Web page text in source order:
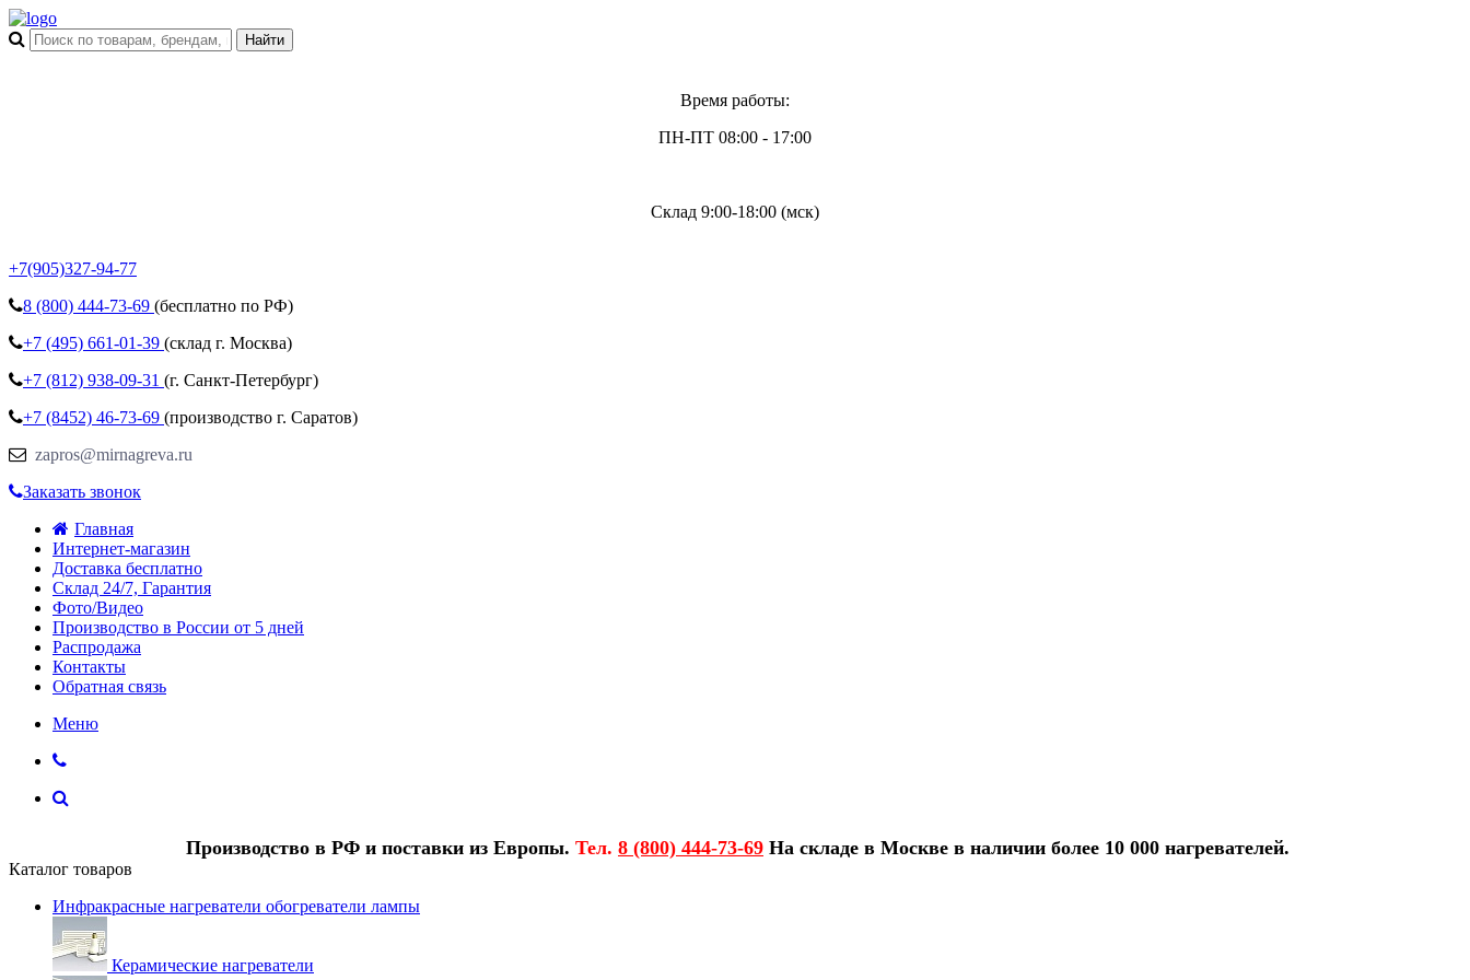
Время работы:
ПН-ПТ 08:00 - 17:00
Склад 9:00-18:00 (мск)
+7(905)327-94-77
8 (800) 444-73-69 (бесплатно по РФ)
+7 (495) 661-01-39 (склад г. Москва)
+7 (812) 938-09-31 (г. Санкт-Петербург)
+7 (8452) 46-73-69 (производство г. Саратов)
zapros@mirnagreva.ru
Заказать звонок
Главная
Интернет-магазин
Доставка бесплатно
Склад 24/7, Гарантия
Фото/Видео
Производство в России от 5 дней
Распродажа
Контакты
Обратная связь
Меню
Производство в РФ и поставки из Европы. Тел. 8 (800) 444-73-69 На складе в Москве в наличии более 10 000 нагревателей.
Каталог товаров
Инфракрасные нагреватели обогреватели лампы
Керамические нагреватели